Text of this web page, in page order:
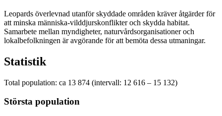
Leopards överlevnad utanför skyddade områden kräver åtgärder för
att minska människa-vilddjurskonflikter och skydda habitat.
Samarbete mellan myndigheter, naturvårdsorganisationer och
lokalbefolkningen är avgörande för att bemöta dessa utmaningar.
Statistik
Total population: ca 13 874 (intervall: 12 616 – 15 132)
Största population